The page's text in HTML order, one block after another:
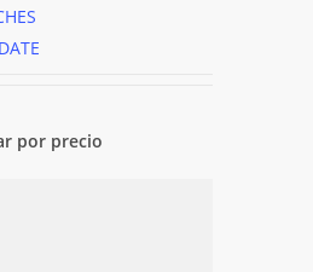
por precio